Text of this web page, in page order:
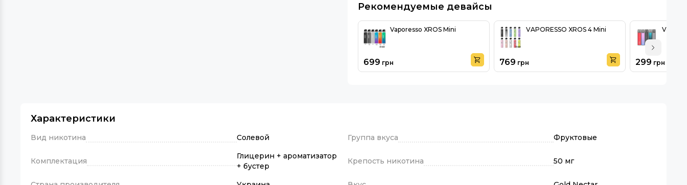
Рекомендуемые девайсы
Vaporesso XROS Mini
699 грн
VAPORESSO XROS 4 Mini
769 грн
Vandal
299 грн
Характеристики
Вид никотина Солевой Группа вкуса Фруктовые
Комплектация
Глицерин + ароматизатор
+ бустер
Крепость никотина 50 мг